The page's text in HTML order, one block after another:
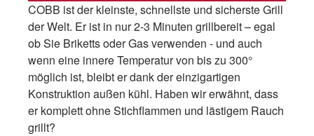
COBB ist der kleinste, schnellste und sicherste Grill
der Welt. Er ist in nur 2-3 Minuten grillbereit – egal
ob Sie Briketts oder Gas verwenden - und auch
wenn eine innere Temperatur von bis zu 300°
möglich ist, bleibt er dank der einzigartigen
Konstruktion außen kühl. Haben wir erwähnt, dass
er komplett ohne Stichflammen und lästigem Rauch
grillt?